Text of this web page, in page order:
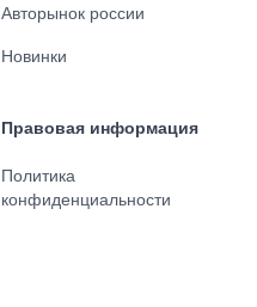
Авторынок россии
Новинки
Правовая информация
Политика
конфиденциальности